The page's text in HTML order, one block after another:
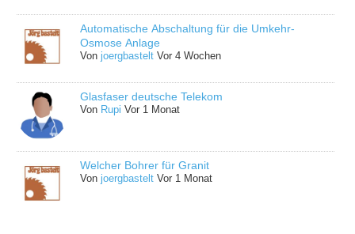
Automatische Abschaltung für die Umkehr-
Osmose Anlage
Vonjoergbastelt Vor 4 Wochen
Glasfaser deutsche Telekom
Von Rupi Vor 1 Monat
Welcher Bohrer für Granit
Vonjoergbastelt Vor 1 Monat